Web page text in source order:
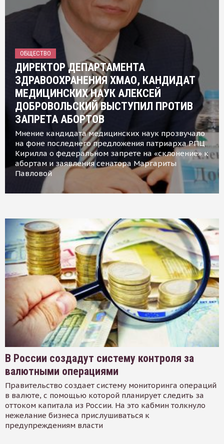
ОБЩЕСТВО
ДИРЕКТОР ДЕПАРТАМЕНТА
ЗДРАВООХРАНЕНИЯ ХМАО, КАНДИДАТ
МЕДИЦИНСКИХ НАУК АЛЕКСЕЙ
ДОБРОВОЛЬСКИЙ ВЫСТУПИЛ ПРОТИВ
ЗАПРЕТА АБОРТОВ
Мнение кандидата медицинских наук прозвучало
на фоне последнего предложения патриарха РПЦ
Кирилла о федеральном запрете на «склонение» к
абортам и заявления сенатора Маргариты
Павловой
В России создадут систему контроля за
валютными операциями
Правительство создает систему мониторинга операций
в валюте, с помощью которой планирует следить за
оттоком капитала из России. На это кабмин толкнуло
нежелание бизнеса прислушиваться к
предупреждениям власти